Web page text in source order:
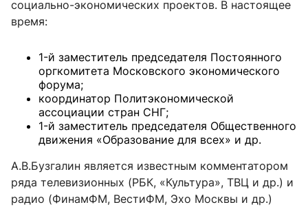
социально-экономических проектов. В настоящее
время:
1-й заместитель председателя Постоянного
оргкомитета Московского экономического
форума;
координатор Политэкономической
ассоциации стран СНГ;
1-й заместитель председателя Общественного
движения «Образование для всех» и др.
А.В.Бузгалин является известным комментатором
ряда телевизионных (РБК, «Культура», ТВЦ и др.) и
радио (ФинамФМ, ВестиФМ, Эхо Москвы и др.)